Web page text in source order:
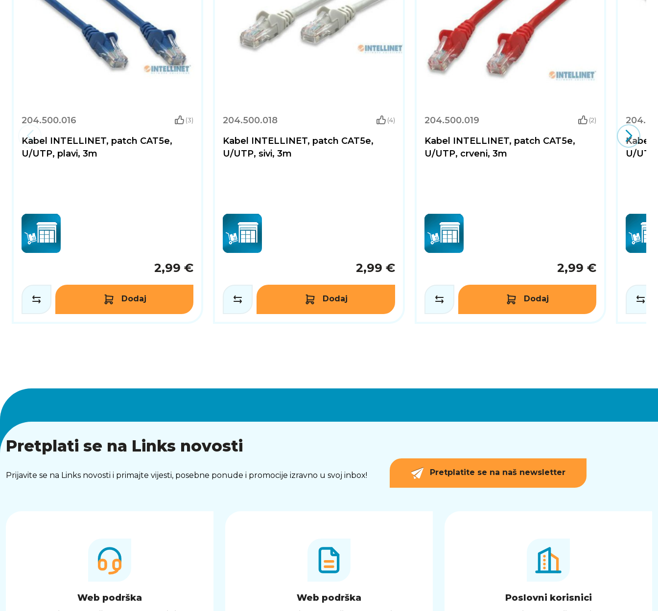
204.500.016 (3)
Kabel INTELLINET, patch CAT5e,
U/UTP, plavi, 3m
2,99 €
Dodaj
204.500.018 (4)
Kabel INTELLINET, patch CAT5e,
U/UTP, sivi, 3m
2,99 €
Dodaj
204.500.019 (2)
Kabel INTELLINET, patch CAT5e,
U/UTP, crveni, 3m
2,99 €
Dodaj
Kabel
U/
Pretplati se na Links novosti
Prijavite se na Links novosti i primajte vijesti, posebne ponude i promocije izravno u svoj inbox! Pretplatite se na naš newsletter
Web podrška
Web podrška
Poslovni korisnici